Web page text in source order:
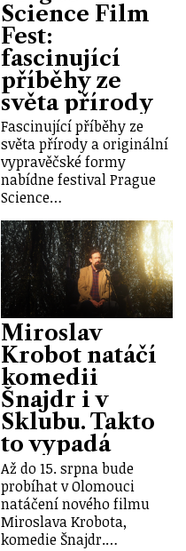
Science Film
Fest:
fascinující
příběhy ze
světa přírody
Fascinující příběhy ze
světa přírody a originální
vypravěčské formy
nabídne festival Prague
Science…
Miroslav
Krobot natáčí
komedii
Šnajdr i v
Sklubu. Takto
to vypadá
Až do 15. srpna bude
probíhat v Olomouci
natáčení nového filmu
Miroslava Krobota,
komedie Šnajdr.…